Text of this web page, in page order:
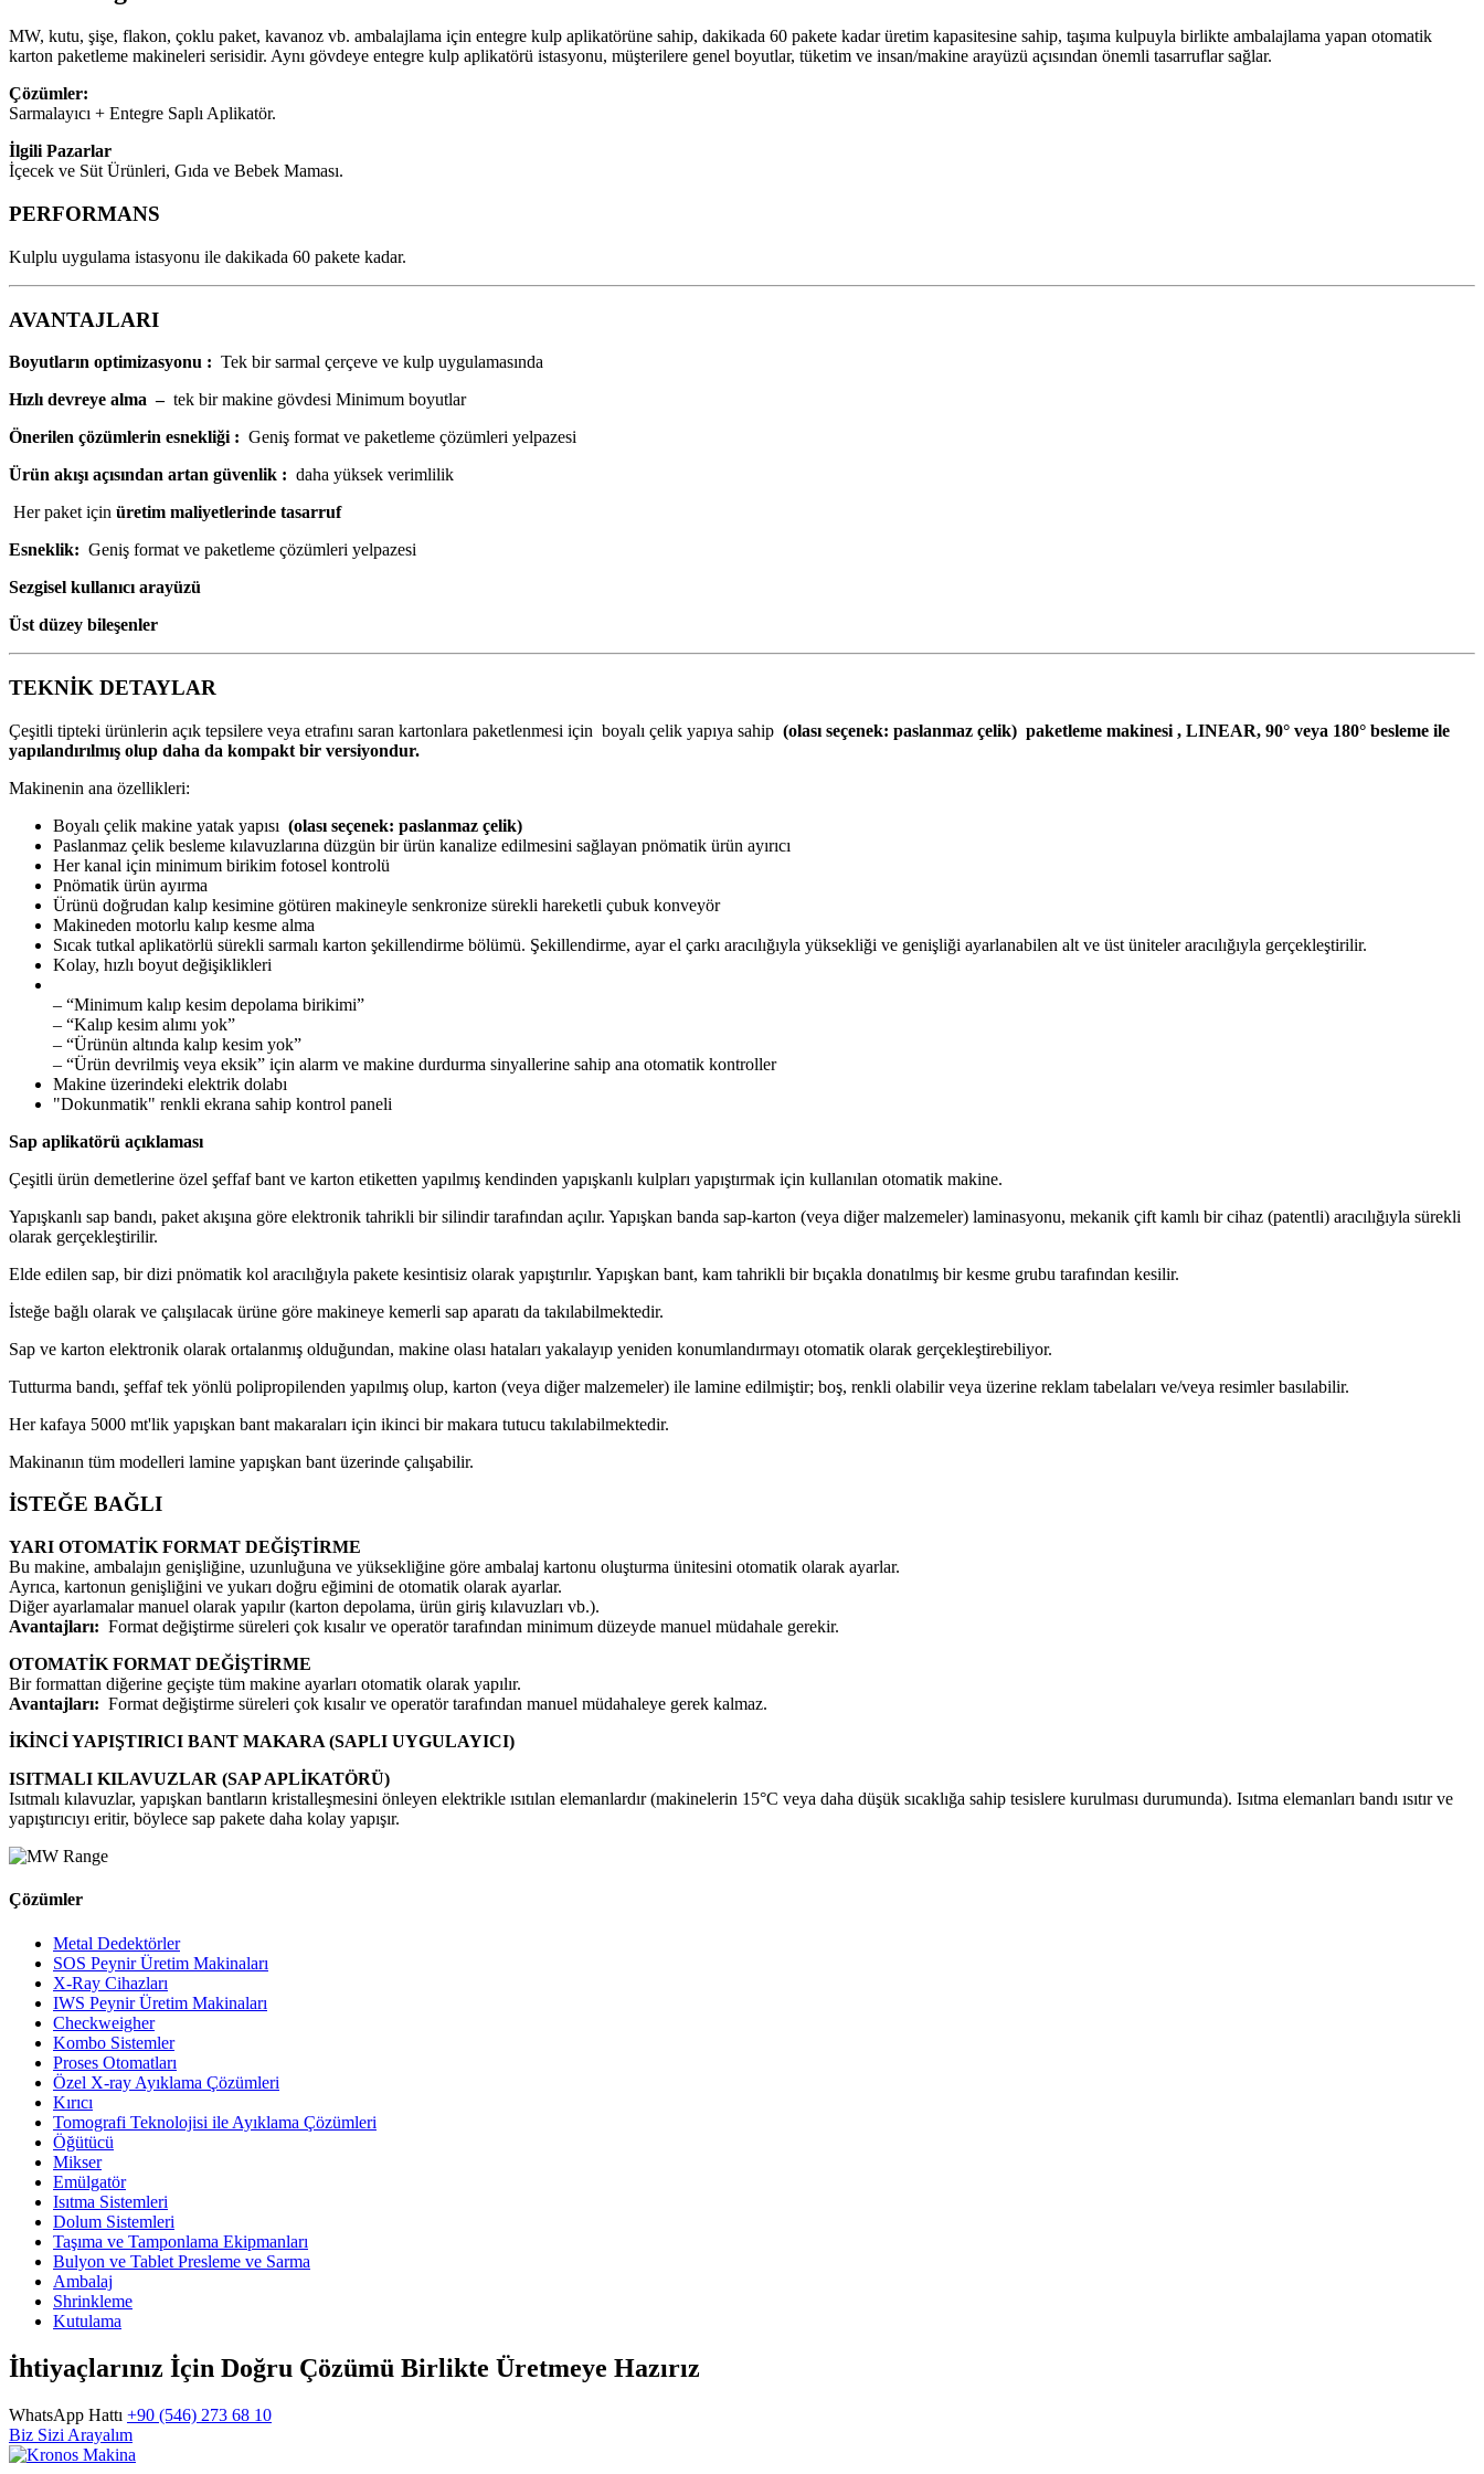
MW, kutu, şişe, flakon, çoklu paket, kavanoz vb. ambalajlama için entegre kulp aplikatörüne sahip, dakikada 60 pakete kadar üretim kapasitesine sahip, taşıma kulpuyla birlikte ambalajlama yapan otomatik
karton paketleme makineleri serisidir. Aynı gövdeye entegre kulp aplikatörü istasyonu, müşterilere genel boyutlar, tüketim ve insan/makine arayüzü açısından önemli tasarruflar sağlar.
Çözümler:
Sarmalayıcı + Entegre Saplı Aplikatör.
İlgili Pazarlar
İçecek ve Süt Ürünleri, Gıda ve Bebek Maması.
PERFORMANS
Kulplu uygulama istasyonu ile dakikada 60 pakete kadar.
AVANTAJLARI
Boyutların optimizasyonu : Tek bir sarmal çerçeve ve kulp uygulamasında
Hızlı devreye alma – tek bir makine gövdesi Minimum boyutlar
Önerilen çözümlerin esnekliği : Geniş format ve paketleme çözümleri yelpazesi
Ürün akışı açısından artan güvenlik : daha yüksek verimlilik
Her paket için üretim maliyetlerinde tasarruf
Esneklik: Geniş format ve paketleme çözümleri yelpazesi
Sezgisel kullanıcı arayüzü
Üst düzey bileşenler
TEKNİK DETAYLAR
Çeşitli tipteki ürünlerin açık tepsilere veya etrafını saran kartonlara paketlenmesi için boyalı çelik yapıya sahip (olası seçenek: paslanmaz çelik) paketleme makinesi , LINEAR, 90° veya 180° besleme ile
yapılandırılmış olup daha da kompakt bir versiyondur.
Makinenin ana özellikleri:
Boyalı çelik makine yatak yapısı (olası seçenek: paslanmaz çelik)
Paslanmaz çelik besleme kılavuzlarına düzgün bir ürün kanalize edilmesini sağlayan pnömatik ürün ayırıcı
Her kanal için minimum birikim fotosel kontrolü
Pnömatik ürün ayırma
Ürünü doğrudan kalıp kesimine götüren makineyle senkronize sürekli hareketli çubuk konveyör
Makineden motorlu kalıp kesme alma
Sıcak tutkal aplikatörlü sürekli sarmalı karton şekillendirme bölümü. Şekillendirme, ayar el çarkı aracılığıyla yüksekliği ve genişliği ayarlanabilen alt ve üst üniteler aracılığıyla gerçekleştirilir.
Kolay, hızlı boyut değişiklikleri
– “Minimum kalıp kesim depolama birikimi”
– “Kalıp kesim alımı yok”
– “Ürünün altında kalıp kesim yok”
– “Ürün devrilmiş veya eksik” için alarm ve makine durdurma sinyallerine sahip ana otomatik kontroller
Makine üzerindeki elektrik dolabı
"Dokunmatik" renkli ekrana sahip kontrol paneli
Sap aplikatörü açıklaması
Çeşitli ürün demetlerine özel şeffaf bant ve karton etiketten yapılmış kendinden yapışkanlı kulpları yapıştırmak için kullanılan otomatik makine.
Yapışkanlı sap bandı, paket akışına göre elektronik tahrikli bir silindir tarafından açılır. Yapışkan banda sap-karton (veya diğer malzemeler) laminasyonu, mekanik çift kamlı bir cihaz (patentli) aracılığıyla sürekli
olarak gerçekleştirilir.
Elde edilen sap, bir dizi pnömatik kol aracılığıyla pakete kesintisiz olarak yapıştırılır. Yapışkan bant, kam tahrikli bir bıçakla donatılmış bir kesme grubu tarafından kesilir.
İsteğe bağlı olarak ve çalışılacak ürüne göre makineye kemerli sap aparatı da takılabilmektedir.
Sap ve karton elektronik olarak ortalanmış olduğundan, makine olası hataları yakalayıp yeniden konumlandırmayı otomatik olarak gerçekleştirebiliyor.
Tutturma bandı, şeffaf tek yönlü polipropilenden yapılmış olup, karton (veya diğer malzemeler) ile lamine edilmiştir; boş, renkli olabilir veya üzerine reklam tabelaları ve/veya resimler basılabilir.
Her kafaya 5000 mt'lik yapışkan bant makaraları için ikinci bir makara tutucu takılabilmektedir.
Makinanın tüm modelleri lamine yapışkan bant üzerinde çalışabilir.
İSTEĞE BAĞLI
YARI OTOMATİK FORMAT DEĞİŞTİRME
Bu makine, ambalajın genişliğine, uzunluğuna ve yüksekliğine göre ambalaj kartonu oluşturma ünitesini otomatik olarak ayarlar.
Ayrıca, kartonun genişliğini ve yukarı doğru eğimini de otomatik olarak ayarlar.
Diğer ayarlamalar manuel olarak yapılır (karton depolama, ürün giriş kılavuzları vb.).
Avantajları: Format değiştirme süreleri çok kısalır ve operatör tarafından minimum düzeyde manuel müdahale gerekir.
OTOMATİK FORMAT DEĞİŞTİRME
Bir formattan diğerine geçişte tüm makine ayarları otomatik olarak yapılır.
Avantajları: Format değiştirme süreleri çok kısalır ve operatör tarafından manuel müdahaleye gerek kalmaz.
İKİNCİ YAPIŞTIRICI BANT MAKARA (SAPLI UYGULAYICI)
ISITMALI KILAVUZLAR (SAP APLİKATÖRÜ)
Isıtmalı kılavuzlar, yapışkan bantların kristalleşmesini önleyen elektrikle ısıtılan elemanlardır (makinelerin 15°C veya daha düşük sıcaklığa sahip tesislere kurulması durumunda). Isıtma elemanları bandı ısıtır ve
yapıştırıcıyı eritir, böylece sap pakete daha kolay yapışır.
Çözümler
Metal Dedektörler
SOS Peynir Üretim Makinaları
X-Ray Cihazları
IWS Peynir Üretim Makinaları
Checkweigher
Kombo Sistemler
Proses Otomatları
Özel X-ray Ayıklama Çözümleri
Kırıcı
Tomografi Teknolojisi ile Ayıklama Çözümleri
Öğütücü
Mikser
Emülgatör
Isıtma Sistemleri
Dolum Sistemleri
Taşıma ve Tamponlama Ekipmanları
Bulyon ve Tablet Presleme ve Sarma
Ambalaj
Shrinkleme
Kutulama
İhtiyaçlarınız İçin Doğru Çözümü Birlikte Üretmeye Hazırız
WhatsApp Hattı +90 (546) 273 68 10
Biz Sizi Arayalım